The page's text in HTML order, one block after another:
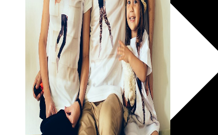
30х40
20х45
30х60
30х90
40х40
40х60
50х70
Пенокартон
Модульные
картины
ФотоПостеры
ФотоПодушки
Фотоcувениры
Значки
Коврик